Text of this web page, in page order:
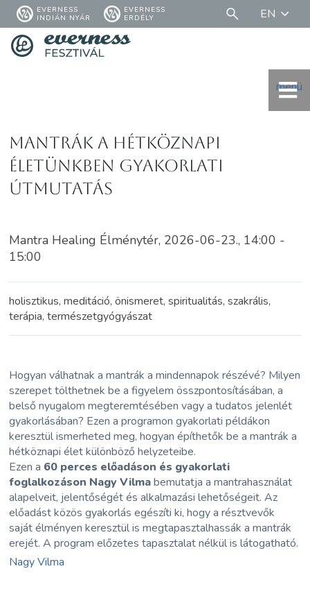
EVERNESS
INDIÁN NYÁR
EVERNESS
ERDÉLY
EN
menü
Mantrák a hétköznapi
életünkben gyakorlati
útmutatás
Mantra Healing Élménytér, 2026-06-23., 14:00 -
15:00
holisztikus, meditáció, önismeret, spiritualitás, szakrális,
terápia, természetgyógyászat
Hogyan válhatnak a mantrák a mindennapok részévé? Milyen
szerepet tölthetnek be a figyelem összpontosításában, a
belső nyugalom megteremtésében vagy a tudatos jelenlét
gyakorlásában? Ezen a programon gyakorlati példákon
keresztül ismerheted meg, hogyan építhetők be a mantrák a
hétköznapi élet különböző helyzeteibe.
Ezen a 60 perces előadáson és gyakorlati
foglalkozáson Nagy Vilmabemutatja a mantrahasználat
alapelveit, jelentőségét és alkalmazási lehetőségeit. Az
előadást közös gyakorlás egészíti ki, hogy a résztvevők
saját élményen keresztül is megtapasztalhassák a mantrák
erejét. A program előzetes tapasztalat nélkül is látogatható.
Nagy Vilma